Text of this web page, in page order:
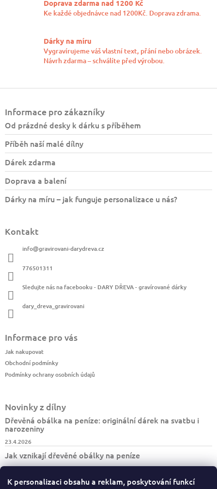
K personalizaci obsahu a reklam, poskytování funkcí
i
s
Doprava zdarma nad 1200 Kč
Ke každé objednávce nad 1200Kč. Doprava zdrama.
Dárky na míru
Vygravírujeme váš vlastní text, přání nebo obrázek.
Návrh zdarma – schválíte před výrobou.
Informace pro zákazníky
Od prázdné desky k dárku s příběhem
Příběh naší malé dílny
Dárek zdarma
Doprava a balení
Dárky na míru – jak funguje personalizace u nás?
Kontakt
info@gravirovani-darydreva.cz
776501311
Sledujte nás na facebooku - DARY DŘEVA - gravírované dárky
dary_dreva_gravirovani
Informace pro vás
Jak nakupovat
Obchodní podmínky
Podmínky ochrany osobních údajů
Novinky z dílny
Dřevěná obálka na peníze: originální dárek na svatbu i
narozeniny
23.4.2026
Jak vznikají dřevěné obálky na peníze
7.4.2026
Jak vzniká turistický deník BESKYDY